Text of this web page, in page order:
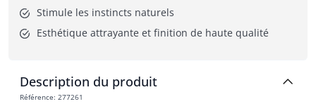
Stimule les instincts naturels
Esthétique attrayante et finition de haute qualité
Description du produit
Référence: 277261